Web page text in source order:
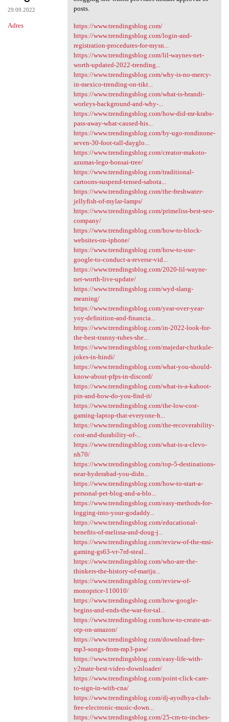
29.09.2022
Adres
posts.
https://www.trendingsblog.com/
https://www.trendingsblog.com/login-and-
registration-procedures-for-mysn...
https://www.trendingsblog.com/lil-waynes-net-
worth-updated-2022-trending...
https://www.trendingsblog.com/why-is-no-mercy-
in-mexico-trending-on-tikt...
https://www.trendingsblog.com/what-is-brandi-
worleys-background-and-why-...
https://www.trendingsblog.com/how-did-mr-krabs-
pass-away-what-caused-his...
https://www.trendingsblog.com/by-ugo-rondinone-
seven-30-foot-tall-dayglo...
https://www.trendingsblog.com/creator-makoto-
azumas-lego-bonsai-tree/
https://www.trendingsblog.com/traditional-
cartoons-suspend-tensed-sabota...
https://www.trendingsblog.com/the-freshwater-
jellyfish-of-mylar-lamps/
https://www.trendingsblog.com/primeliss-best-seo-
company/
https://www.trendingsblog.com/how-to-block-
websites-on-iphone/
https://www.trendingsblog.com/how-to-use-
google-to-conduct-a-reverse-vid...
https://www.trendingsblog.com/2020-lil-wayne-
net-worth-live-update/
https://www.trendingsblog.com/wyd-slang-
meaning/
https://www.trendingsblog.com/year-over-year-
yoy-definition-and-financia...
https://www.trendingsblog.com/in-2022-look-for-
the-best-tranny-tubes-she...
https://www.trendingsblog.com/majedar-chutkule-
jokes-in-hindi/
https://www.trendingsblog.com/what-you-should-
know-about-pfps-in-discord/
https://www.trendingsblog.com/what-is-a-kahoot-
pin-and-how-do-you-find-it/
https://www.trendingsblog.com/the-low-cost-
gaming-laptop-that-everyone-h...
https://www.trendingsblog.com/the-recoverability-
cost-and-durability-of-...
https://www.trendingsblog.com/what-is-a-clevo-
nh70/
https://www.trendingsblog.com/top-5-destinations-
near-hyderabad-you-didn...
https://www.trendingsblog.com/how-to-start-a-
personal-pet-blog-and-a-blo...
https://www.trendingsblog.com/easy-methods-for-
logging-into-your-godaddy...
https://www.trendingsblog.com/educational-
benefits-of-melissa-and-doug-j...
https://www.trendingsblog.com/review-of-the-msi-
gaming-gs63-vr-7rd-steal...
https://www.trendingsblog.com/who-are-the-
thinkers-the-history-of-mariju...
https://www.trendingsblog.com/review-of-
monoprice-110010/
https://www.trendingsblog.com/how-google-
begins-and-ends-the-war-for-tal...
https://www.trendingsblog.com/how-to-create-an-
otp-on-amazon/
https://www.trendingsblog.com/download-free-
mp3-songs-from-mp3-paw/
https://www.trendingsblog.com/easy-life-with-
y2mate-best-video-downloader/
https://www.trendingsblog.com/point-click-care-
to-sign-in-with-cna/
https://www.trendingsblog.com/dj-ayodhya-club-
free-electronic-music-down...
https://www.trendingsblog.com/25-cm-to-inches-